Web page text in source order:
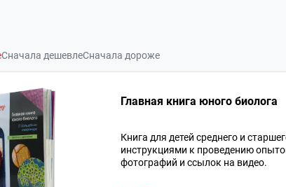
Сначала дешевлеСначала дороже
Главная книга юного биолога
Книга для детей среднего и
инструкциями к проведению
фотографий и ссылок на видео.